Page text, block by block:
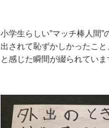
小学生らしい”マッチ棒人間
出されて恥ずかしかったこ
と感じた瞬間が綴られていま